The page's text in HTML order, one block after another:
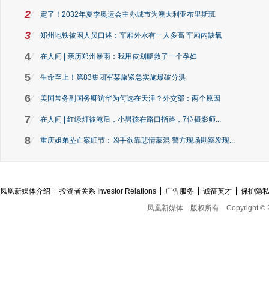
2 定了！2032年夏季奥运会主办城市为澳大利亚布里斯班
3 郑州地铁被困人员口述：车厢外水有一人多高 车厢内缺氧
4 在人间 | 亲历郑州暴雨：我用皮划艇救了一个孕妇
5 生命至上！第83集团军某旅紧急实施爆破分洪
6 美国常务副国务卿访华为何选在天津？外交部：两个原因
7 在人间 | 红绿灯被淹后，小男孩在路口指路，7位摄影师...
8 重庆姐弟坠亡案细节：凶手欲靠悲情蒙混 警方现场勘察发现...
凤凰新媒体介绍 投资者关系 Investor Relations 广告服务 诚征英才
保护隐
凤凰新媒体
版权所有 Copyright ©